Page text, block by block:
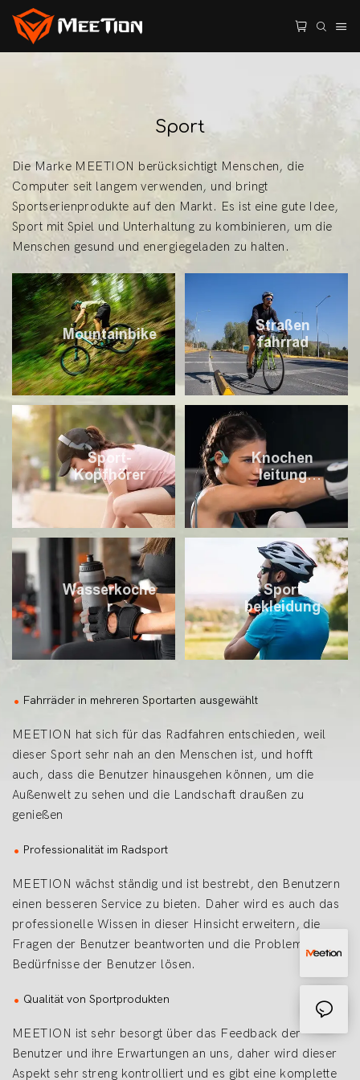
Sport
Die Marke MEETION berücksichtigt Menschen, die
Computer seit langem verwenden, und bringt
Sportserienprodukte auf den Markt. Es ist eine gute Idee,
Sport mit Spiel und Unterhaltung zu kombinieren, um die
Menschen gesund und energiegeladen zu halten.
Mountainbike
Straßen
fahrrad
Sport-
Kopfhörer
Knochen
leitung
Kopfhörer
Wasserkoche
r
Sport
bekleidung
Fahrräder in mehreren Sportarten ausgewählt
MEETION hat sich für das Radfahren entschieden, weil
dieser Sport sehr nah an den Menschen ist, und hofft
auch, dass die Benutzer hinausgehen können, um die
Außenwelt zu sehen und die Landschaft draußen zu
genießen
Professionalität im Radsport
MEETION wächst ständig und ist bestrebt, den Benutzern
einen besseren Service zu bieten. Daher wird es auch das
professionelle Wissen in dieser Hinsicht erweitern, die
Fragen der Benutzer beantworten und die Probleme und
Bedürfnisse der Benutzer lösen.
Qualität von Sportprodukten
MEETION ist sehr besorgt über das Feedback der
Benutzer und ihre Erwartungen an uns, daher wird dieser
Aspekt sehr streng kontrolliert und es gibt eine komplette